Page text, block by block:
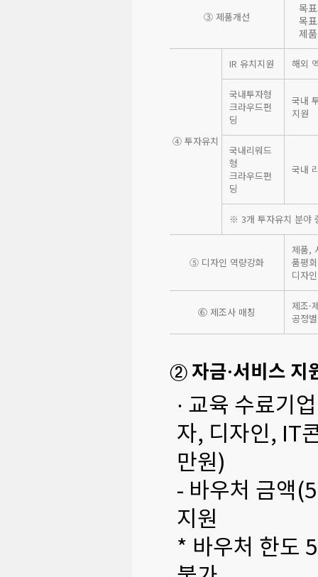
③ 제품개선
목
목
제
④ 투자유치
IR 유치지원 해외
국내투자형
크라우드펀
딩
국내
지원
국내리워드
형
크라우드펀
딩
국내
※ 3개 투자유치 분야
⑤ 디자인 역량강화
제품,
품평
디자
⑥ 제조사 매칭
제조·
공정
② 자금·서비스 지
· 교육 수료기
자, 디자인, IT
만원)
- 바우처 금액
지원
* 바우처 한도